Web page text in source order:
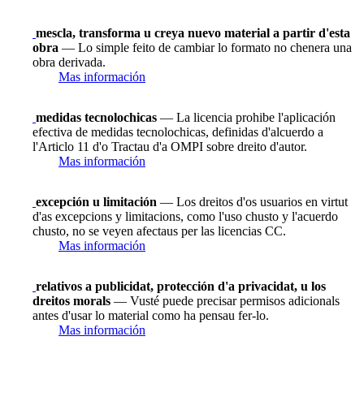
mescla, transforma u creya nuevo material a partir d'esta
obra — Lo simple feito de cambiar lo formato no chenera una
obra derivada.
Mas información
medidas tecnolochicas — La licencia prohibe l'aplicación
efectiva de medidas tecnolochicas, definidas d'alcuerdo a
l'Articlo 11 d'o Tractau d'a OMPI sobre dreito d'autor.
Mas información
excepción u limitación — Los dreitos d'os usuarios en virtut
d'as excepcions y limitacions, como l'uso chusto y l'acuerdo
chusto, no se veyen afectaus per las licencias CC.
Mas información
relativos a publicidat, protección d'a privacidat, u los
dreitos morals — Vusté puede precisar permisos adicionals
antes d'usar lo material como ha pensau fer-lo.
Mas información